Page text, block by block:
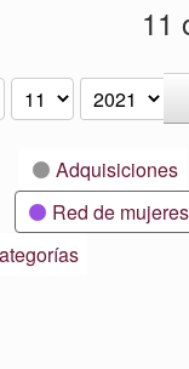
11
Adquisiciones
Red de